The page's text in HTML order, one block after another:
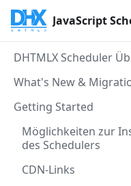
JavaScript
DHTMLX Scheduler
What's New &
Getting Started
Möglichkeiten zur
des Schedulers
CDN-Links